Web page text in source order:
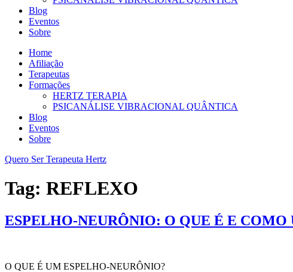
Blog
Eventos
Sobre
Home
Afiliação
Terapeutas
Formações
HERTZ TERAPIA
PSICANÁLISE VIBRACIONAL QUÂNTICA
Blog
Eventos
Sobre
Quero Ser Terapeuta Hertz
Tag: REFLEXO
ESPELHO-NEURÔNIO: O QUE É E
O QUE É UM ESPELHO-NEURÔNIO?